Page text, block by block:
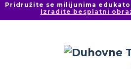
Pridružite se milijunima
Izradite besplatni